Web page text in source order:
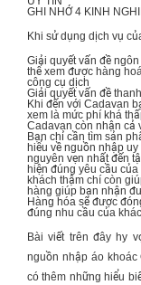
GHI NHỚ 4 KINH
Khi sử dụng dịch vụ
Giải quyết vấn đề
thể xem được hàng
công cụ dịch
Giải quyết vấn đề
Khi đến với Cadavan
xem là mức phí khá
Cadavan còn nhận cả
Bạn chỉ cần tìm sản
hiểu về nguồn nhập
nguyên vẹn nhất đến
hiện đúng yêu cầu
khách thậm chí còn
hàng giúp bạn nhận
Hàng hóa sẽ được
đúng nhu cầu của
Bài viết trên đây hy
nguồn nhập áo khoác
có thêm những hiểu